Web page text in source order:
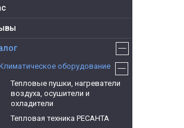
оборудование
Тепловые пушки, нагреватели
воздуха, осушители и
охладители
Тепловая техника РЕСАНТА